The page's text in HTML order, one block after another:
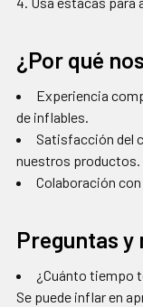
¿Por qué
Experiencia
de inflables.
Satisfacción del
nuestros productos.
Colaboración
Preguntas
¿Cuánto tiempo
Se puede inflar en